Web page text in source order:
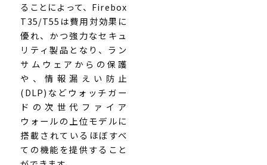
ることによって、Firebox
T35/T55は費用対効果に
優れ、かつ強力なセキュ
リティ製品となり、ラン
サムウェアからの保護
や、情報漏えい防止
(DLP)などウォッチガー
ドの次世代ファイア
ウォールの上位モデルに
搭載されているほぼすべ
ての機能を提供すること